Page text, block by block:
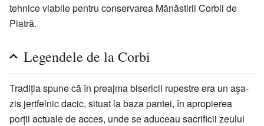
tehnice viabile pentru conservarea Mănăstirii Corbii de
Piatră.
Legendele de la Corbi
Tradiţia spune că în preajma bisericii rupestre era un aşa-
zis jertfelnic dacic, situat la baza pantei, în apropierea
porţii actuale de acces, unde se aduceau sacrificii zeului